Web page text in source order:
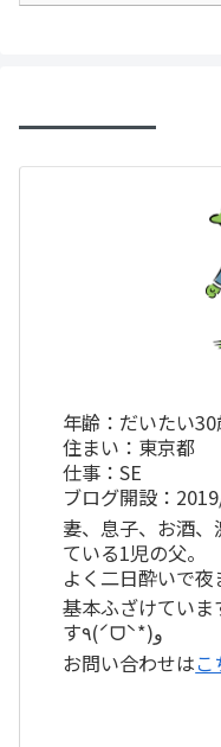
年齢：だいたい
住まい：東京都
仕事：SE
ブログ開設：
妻、息子、お酒
ている1児の父。
よく二日酔いで夜
基本ふざけてい
す٩(ˊᗜˋ*)و
お問い合わせはこ